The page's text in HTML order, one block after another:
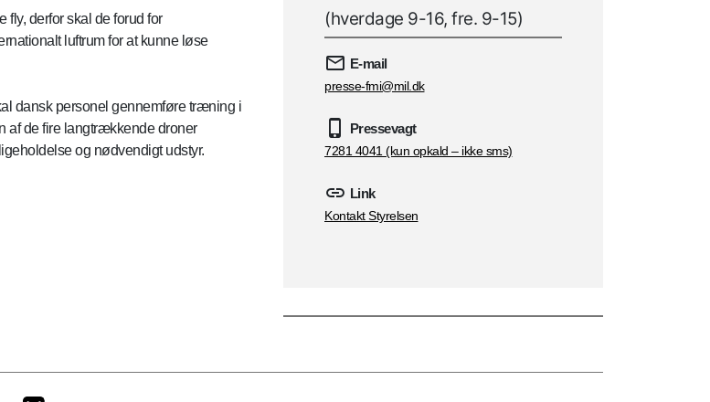
derfor skal de forud for
luftrum for at kunne løse
dansk personel gennemføre træning i
af de fire langtrækkende droner
og nødvendigt udstyr.
(hverdage 9-16, fre. 9-15)
E-mail
presse-fmi@mil.dk
Pressevagt
7281 4041 (kun opkald – ikke sms)
Link
Kontakt Styrelsen